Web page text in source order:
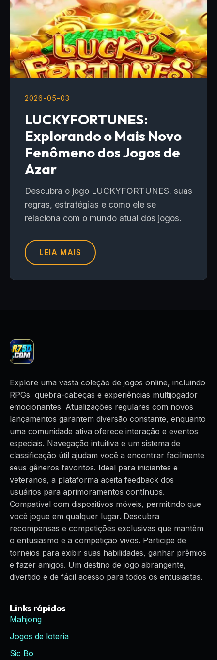
2026-05-03
LUCKYFORTUNES:
Explorando o Mais Novo
Fenômeno dos Jogos de
Azar
Descubra o jogo LUCKYFORTUNES, suas
regras, estratégias e como ele se
relaciona com o mundo atual dos jogos.
LEIA MAIS
Explore uma vasta coleção de jogos online, incluindo
RPGs, quebra-cabeças e experiências multijogador
emocionantes. Atualizações regulares com novos
lançamentos garantem diversão constante, enquanto
uma comunidade ativa oferece interação e eventos
especiais. Navegação intuitiva e um sistema de
classificação útil ajudam você a encontrar facilmente
seus gêneros favoritos. Ideal para iniciantes e
veteranos, a plataforma aceita feedback dos
usuários para aprimoramentos contínuos.
Compatível com dispositivos móveis, permitindo que
você jogue em qualquer lugar. Descubra
recompensas e competições exclusivas que mantêm
o entusiasmo e a competição vivos. Participe de
torneios para exibir suas habilidades, ganhar prêmios
e fazer amigos. Um destino de jogo abrangente,
divertido e de fácil acesso para todos os entusiastas.
Links rápidos
Mahjong
Jogos de loteria
Sic Bo